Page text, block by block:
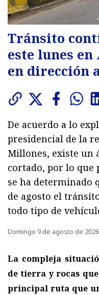
Tránsito
este lunes en
en dirección
De acuerdo a lo
presidencial de la
Millones, existe un
cortado, por lo que
se ha determinado
de agosto el
todo tipo de
Domingo 9 de agosto de 2026
La compleja
de tierra y rocas
principal ruta que